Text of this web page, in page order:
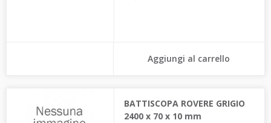
Aggiungi al carrello
BATTISCOPA ROVERE GRIGIO
2400 x 70 x 10 mm